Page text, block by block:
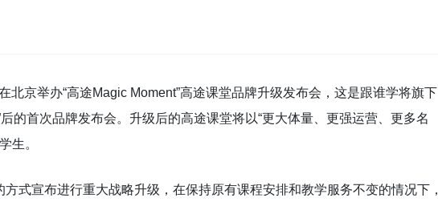
北京举办“高途Magic Moment”高途课堂品牌升级发布会，这是跟谁学将旗下
的首次品牌发布会。升级后的高途课堂将以“更大体量、更强运营、更多名
生。
式宣布进行重大战略升级，在保持原有课程安排和教学服务不变的情况下，